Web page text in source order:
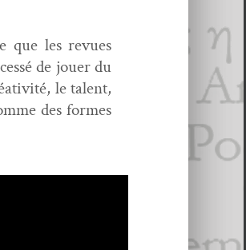
que les revues
de jouer du
le tal­ent,
des formes